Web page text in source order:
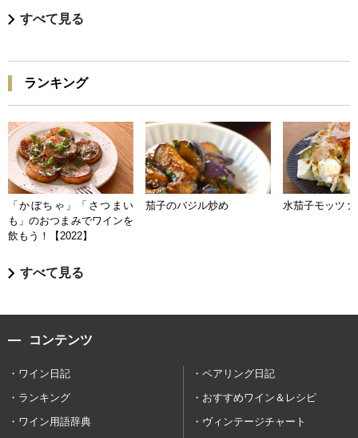
すべて見る
ランキング
「かぼちゃ」「さつまい
も」のおつまみでワインを
飲もう！【2022】
茄子のバジル炒め 水茄子モッツァ
すべて見る
コンテンツ
ワイン日記
ペアリング日記
ランキング
おすすめワイン＆レシピ
ワイン用語辞典
ヴィンテージチャート